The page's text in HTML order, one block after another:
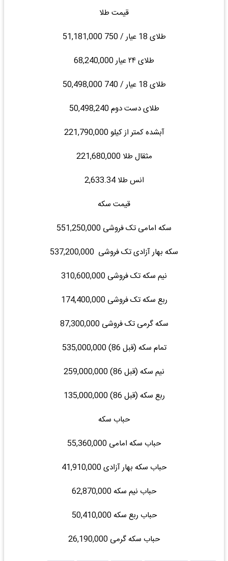
قیمت طلا
طلای 18 عیار / 750 51,181,000
طلای ۲۴ عیار 68,240,000
طلای 18 عیار / 740 50,498,000
طلای دست دوم 50,498,240
آبشده کمتر از کیلو 221,790,000
مثقال طلا 221,680,000
انس طلا 2,633.34
قیمت سکه
سکه امامی تک فروشی 551,250,000
سکه بهار آزادی تک فروشی 537,200,000
نیم سکه تک فروشی 310,600,000
ربع سکه تک فروشی 174,400,000
سکه گرمی تک فروشی 87,300,000
تمام سکه (قبل 86) 535,000,000
نیم سکه (قبل 86) 259,000,000
ربع سکه (قبل 86) 135,000,000
حباب سکه
حباب سکه امامی 55,360,000
حباب سکه بهار آزادی 41,910,000
حباب نیم سکه 62,870,000
حباب ربع سکه 50,410,000
حباب سکه گرمی 26,190,000